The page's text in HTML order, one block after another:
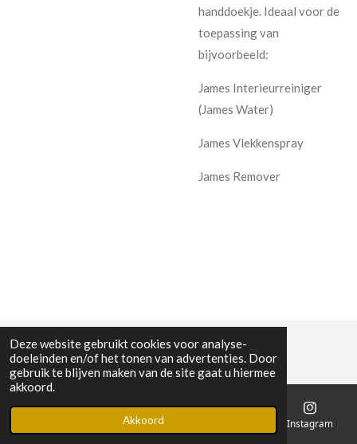
Deze website gebruikt cookies voor analyse-
doeleinden en/of het tonen van advertenties. Door
gebruik te blijven maken van de site gaat u hiermee
akkoord.
Akkoord
handdoekje. Ideaal voor de
toepassing van
bijvoorbeeld:
James Interieurreiniger
(James Water)
James Vlekkenspray
James Remover
Telefoonnummer Instagram